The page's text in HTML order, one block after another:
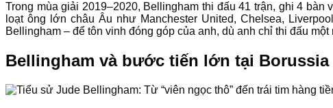
Trong mùa giải 2019–2020, Bellingham thi đấu 41 trận, ghi 4 bàn
loạt ông lớn châu Âu như Manchester United, Chelsea,
Bellingham – để tôn vinh đóng góp của anh, dù anh chỉ thi đấu một
Bellingham và bước tiến lớn tại Borussia